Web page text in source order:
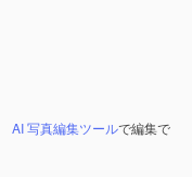
AI 写真編集ツールで編集で